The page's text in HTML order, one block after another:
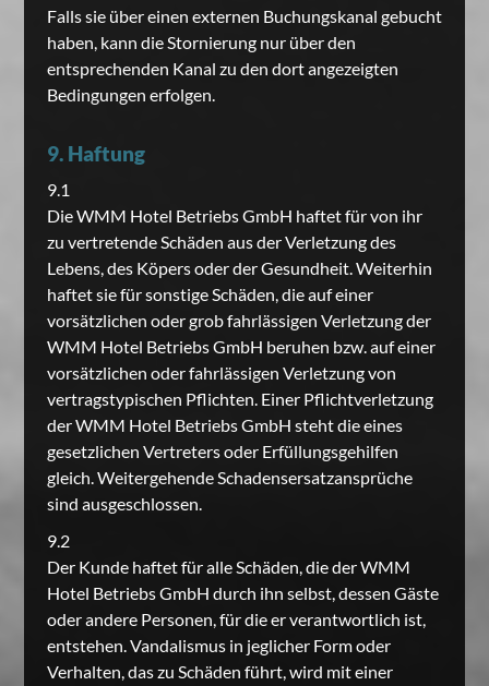
Falls sie über einen externen Buchungskanal gebucht
haben, kann die Stornierung nur über den
entsprechenden Kanal zu den dort angezeigten
Bedingungen erfolgen.
9. Haftung
9.1
Die WMM Hotel Betriebs GmbH haftet für von ihr
zu vertretende Schäden aus der Verletzung des
Lebens, des Köpers oder der Gesundheit. Weiterhin
haftet sie für sonstige Schäden, die auf einer
vorsätzlichen oder grob fahrlässigen Verletzung der
WMM Hotel Betriebs GmbH beruhen bzw. auf einer
vorsätzlichen oder fahrlässigen Verletzung von
vertragstypischen Pflichten. Einer Pflichtverletzung
der WMM Hotel Betriebs GmbH steht die eines
gesetzlichen Vertreters oder Erfüllungsgehilfen
gleich. Weitergehende Schadensersatzansprüche
sind ausgeschlossen.
9.2
Der Kunde haftet für alle Schäden, die der WMM
Hotel Betriebs GmbH durch ihn selbst, dessen Gäste
oder andere Personen, für die er verantwortlich ist,
entstehen. Vandalismus in jeglicher Form oder
Verhalten, das zu Schäden führt, wird mit einer